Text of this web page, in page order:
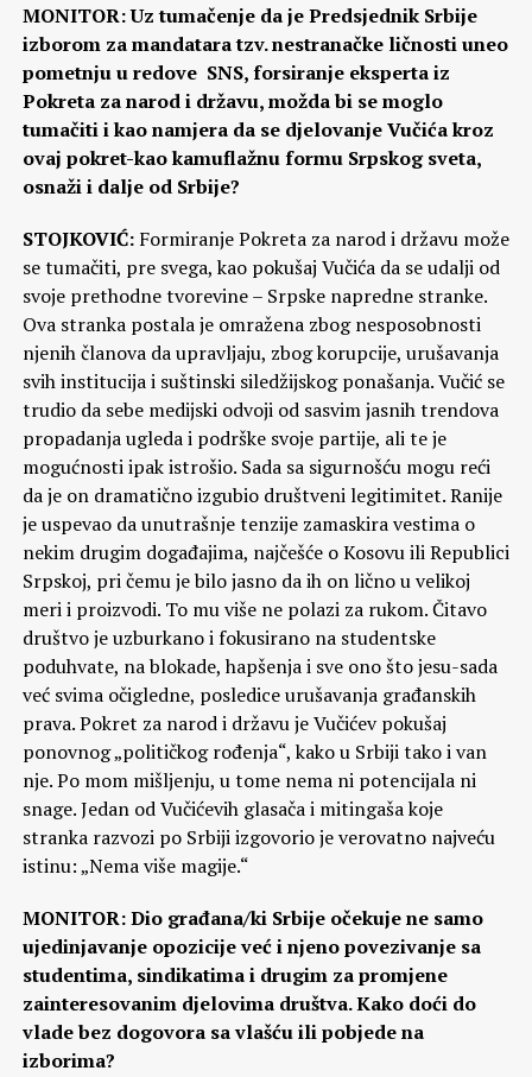
MONITOR: Uz tumačenje da je Predsjednik Srbije
izborom za mandatara tzv. nestranačke ličnosti uneo
pometnju u redove SNS, forsiranje eksperta iz
Pokreta za narod i državu, možda bi se moglo
tumačiti i kao namjera da se djelovanje Vučića kroz
ovaj pokret-kao kamuflažnu formu Srpskog sveta,
osnaži i dalje od Srbije?
STOJKOVIĆ:Formiranje Pokreta za narod i državu može
se tumačiti, pre svega, kao pokušaj Vučića da se udalji od
svoje prethodne tvorevine – Srpske napredne stranke.
Ova stranka postala je omražena zbog nesposobnosti
njenih članova da upravljaju, zbog korupcije, urušavanja
svih institucija i suštinski siledžijskog ponašanja. Vučić se
trudio da sebe medijski odvoji od sasvim jasnih trendova
propadanja ugleda i podrške svoje partije, ali te je
mogućnosti ipak istrošio. Sada sa sigurnošću mogu reći
da je on dramatično izgubio društveni legitimitet. Ranije
je uspevao da unutrašnje tenzije zamaskira vestima o
nekim drugim događajima, najčešće o Kosovu ili Republici
Srpskoj, pri čemu je bilo jasno da ih on lično u velikoj
meri i proizvodi. To mu više ne polazi za rukom. Čitavo
društvo je uzburkano i fokusirano na studentske
poduhvate, na blokade, hapšenja i sve ono što jesu-sada
već svima očigledne, posledice urušavanja građanskih
prava. Pokret za narod i državu je Vučićev pokušaj
ponovnog „političkog rođenja“, kako u Srbiji tako i van
nje. Po mom mišljenju, u tome nema ni potencijala ni
snage. Jedan od Vučićevih glasača i mitingaša koje
stranka razvozi po Srbiji izgovorio je verovatno najveću
istinu: „Nema više magije.“
MONITOR:Dio građana/ki Srbije očekuje ne samo
ujedinjavanje opozicije već i njeno povezivanje sa
studentima, sindikatima i drugim za promjene
zainteresovanim djelovima društva. Kako doći do
vlade bez dogovora sa vlašću ili pobjede na
izborima?